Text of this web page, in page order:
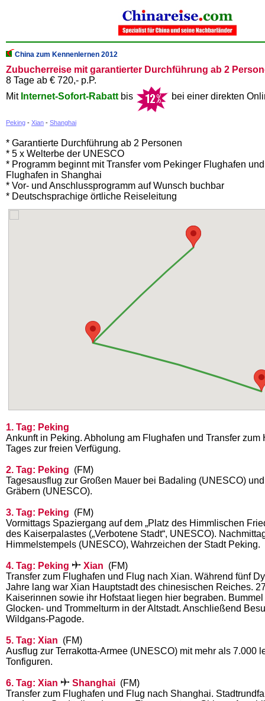
China zum Kennenlernen 2012
Zubucherreise mit garantierter Durchführung ab 2
8 Tage ab € 720,- p.P.
Mit Internet-Sofort-Rabatt bis bei einer direkten
Peking - Xian - Shanghai
* Garantierte Durchführung ab 2 Personen
* 5 x Welterbe der UNESCO
* Programm beginnt mit Transfer vom Pekinger Flughafen
Flughafen in Shanghai
* Vor- und Anschlussprogramm auf Wunsch buchbar
* Deutschsprachige örtliche Reiseleitung
1. Tag: Peking
Ankunft in Peking. Abholung am Flughafen und Transfer zum
Tages zur freien Verfügung.
2. Tag: Peking (FM)
Tagesausflug zur Großen Mauer bei Badaling (UNESCO)
Gräbern (UNESCO).
3. Tag: Peking (FM)
Vormittags Spaziergang auf dem „Platz des Himmlischen
des Kaiserpalastes („Verbotene Stadt“, UNESCO).
Himmelstempels (UNESCO), Wahrzeichen der Stadt Peking.
4. Tag: Peking Xian (FM)
Transfer zum Flughafen und Flug nach Xian. Während fünf
Jahre lang war Xian Hauptstadt des chinesischen Reiches.
Kaiserinnen sowie ihr Hofstaat liegen hier begraben.
Glocken- und Trommelturm in der Altstadt. Anschließend
Wildgans-Pagode.
5. Tag: Xian (FM)
Ausflug zur Terrakotta-Armee (UNESCO) mit mehr als 7.000
Tonfiguren.
6. Tag: Xian Shanghai (FM)
Transfer zum Flughafen und Flug nach Shanghai.